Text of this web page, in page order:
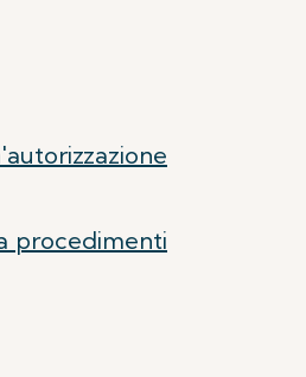
procedimenti